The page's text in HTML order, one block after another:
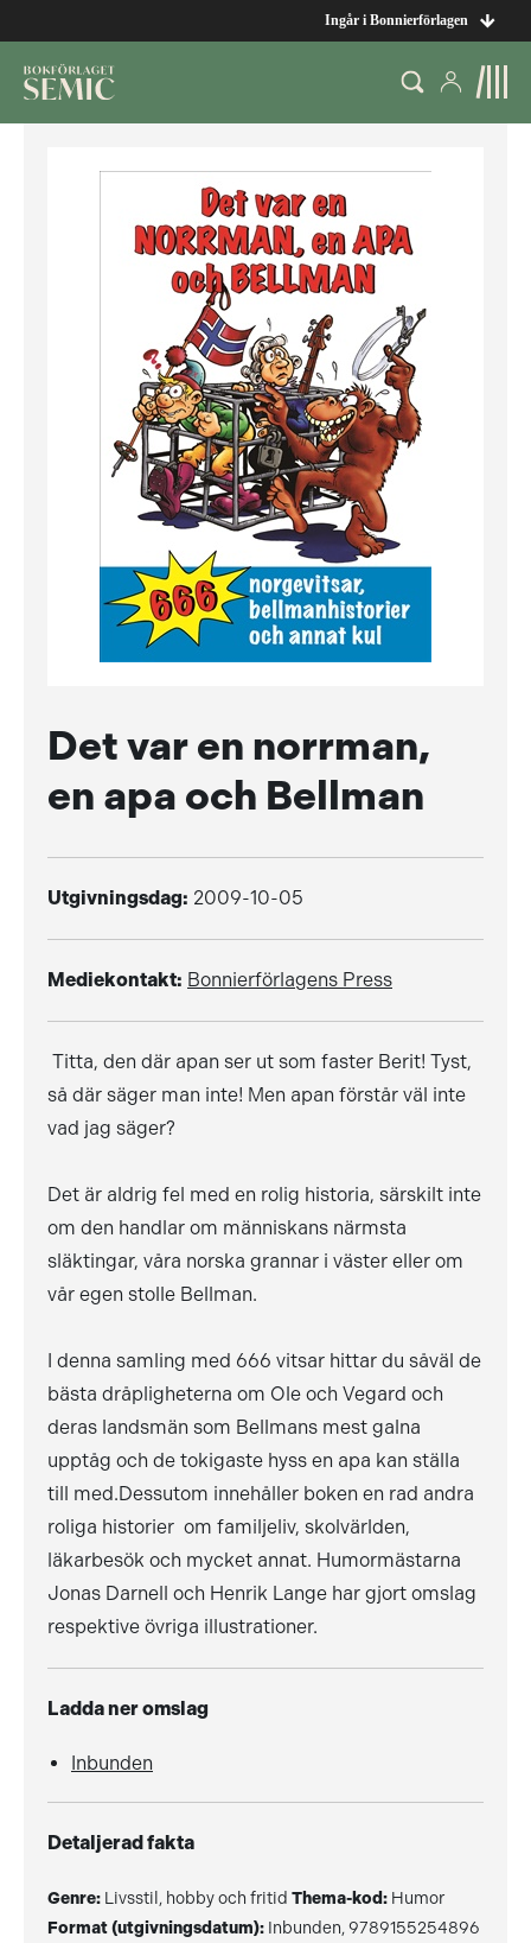
Ingår i Bonnierförlagen
Det var en norrman,
en apa och Bellman
Utgivningsdag: 2009-10-05
Mediekontakt: Bonnierförlagens Press
 Titta, den där apan ser ut som faster Berit! Tyst,
så där säger man inte! Men apan förstår väl inte
vad jag säger?
Det är aldrig fel med en rolig historia, särskilt inte
om den handlar om människans närmsta
släktingar, våra norska grannar i väster eller om
vår egen stolle Bellman.
I denna samling med 666 vitsar hittar du såväl de
bästa dråpligheterna om Ole och Vegard och
deras landsmän som Bellmans mest galna
upptåg och de tokigaste hyss en apa kan ställa
till med.Dessutom innehåller boken en rad andra
roliga historier  om familjeliv, skolvärlden,
läkarbesök och mycket annat. Humormästarna
Jonas Darnell och Henrik Lange har gjort omslag
respektive övriga illustrationer.
Ladda ner omslag
Inbunden
Detaljerad fakta
Genre: Livsstil, hobby och fritid Thema-kod: Humor
Format (utgivningsdatum): Inbunden, 9789155254896